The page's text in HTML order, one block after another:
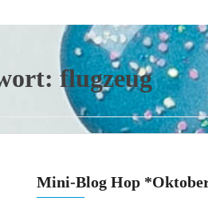
flugzeug
Mini-Blog Hop